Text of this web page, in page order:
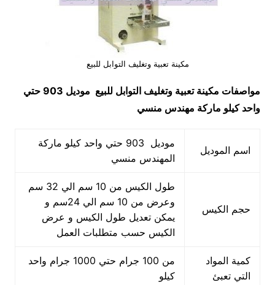
مكينة تعبية وتغليف التوابل للبيع
مواصفات مكينة تعبية وتغليف التوابل للبيع
موديل 903 حتي
واحد كيلو ماركة مهندس منسي
اسم الموديل
موديل 903 حتي واحد كيلو ماركة
المهندس منسي
حجم الكيس
طول الكيس من 10 سم الي 32 سم
وعرض من 10 سم الي 24سم و
يمكن تعديل طول الكيس و عرض
الكيس حسب متطلبات العمل
كمية المواد
التي تعبئ
من 100 جرام حتي 1000 جرام واحد
كيلو